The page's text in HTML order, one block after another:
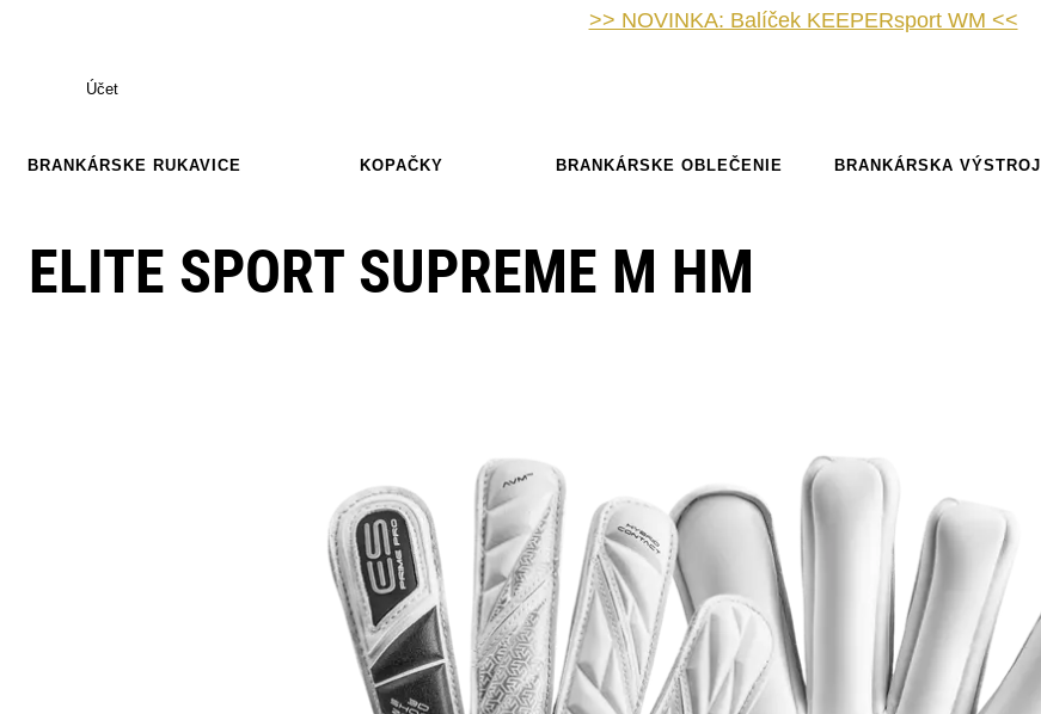
>> NOVINKA: Balíček KEEPERsport WM <<
Účet
BRANKÁRSKE RUKAVICE KOPAČKY BRANKÁRSKE OBLEČENIE BRANKÁRSKA VÝSTROJ
ELITE SPORT SUPREME M HM